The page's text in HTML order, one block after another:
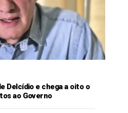
Delcídio e chega a oito o
ao Governo